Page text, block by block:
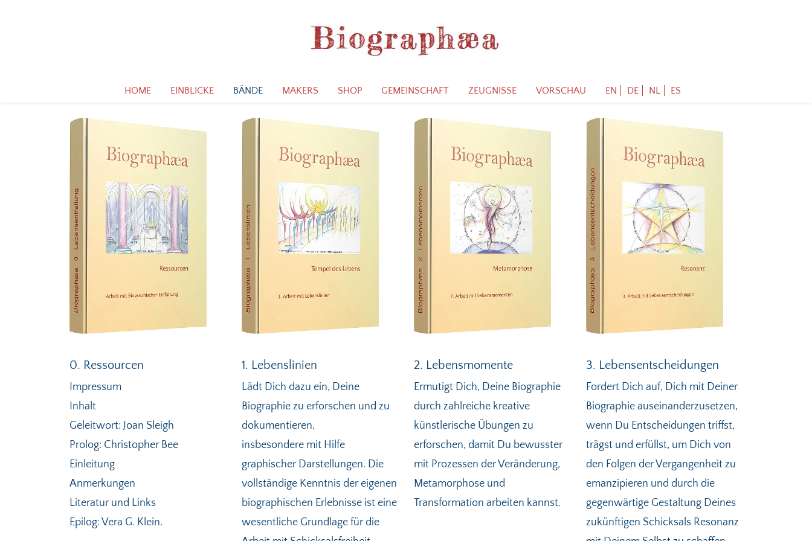
HOME EINBLICKE BÄNDE MAKERS SHOP GEMEINSCHAFT ZEUGNISSE VORSCHAU EN DE NL ES
0. Ressourcen
Impressum
Inhalt
Geleitwort: Joan Sleigh
Prolog: Christopher Bee
Einleitung
Anmerkungen
Literatur und Links
Epilog: Vera G. Klein.
1. Lebenslinien
Lädt Dich dazu ein, Deine
Biographie zu erforschen und zu
dokumentieren,
insbesondere mit Hilfe
graphischer Darstellungen. Die
vollständige Kenntnis der eigenen
biographischen Erlebnisse ist eine
wesentliche Grundlage für die
2. Lebensmomente
Ermutigt Dich, Deine Biographie
durch zahlreiche kreative
künstlerische Übungen zu
erforschen, damit Du bewusster
mit Prozessen der Veränderung,
Metamorphose und
Transformation arbeiten kannst.
3. Lebensentscheidungen
Fordert Dich auf, Dich mit Deiner
Biographie auseinanderzusetzen,
wenn Du Entscheidungen triffst,
trägst und erfüllst, um Dich von
den Folgen der Vergangenheit zu
emanzipieren und durch die
gegenwärtige Gestaltung Deines
zukünftigen Schicksals Resonanz